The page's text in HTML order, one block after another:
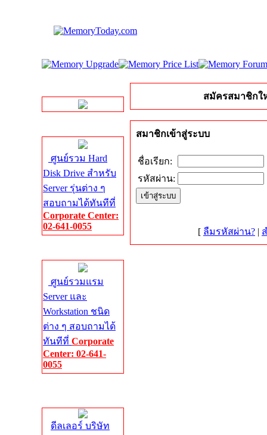
ศูนย์รวม Hard
Disk Drive สำหรับ
Server รุ่นต่าง ๆ
สอบถามได้ทันทีที่
Corporate Center:
02-641-0055
ศูนย์รวมแรม
Server และ
Workstation ชนิด
ต่าง ๆ สอบถามได้
ทันทีที่ Corporate
Center: 02-641-
0055
ดีลเลอร์ บริษัท
สมัครสมาชิกใ
สมาชิกเข้าสู่ระบบ
ชื่อเรียก:
รหัสผ่าน:
[ ลืมรหัสผ่าน? |